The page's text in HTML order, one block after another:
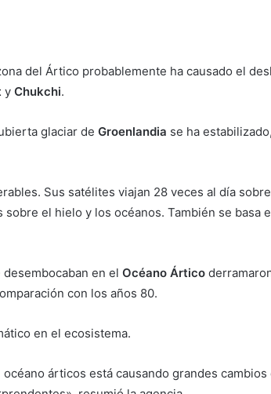
del Ártico probablemente ha causado el
y Chukchi.
glaciar de Groenlandia se ha estabilizado,
Sus satélites viajan 28 veces al día
el hielo y los océanos. También se basa
en el Océano Ártico
con los años 80.
en el ecosistema.
árticos está causando grandes cambios